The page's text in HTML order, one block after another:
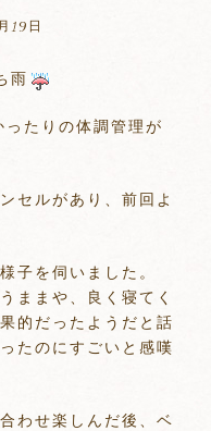
19日
雨
たりの体調管理が
セルがあり、前回よ
子を伺いました。
ままや、良く寝てく
的だったようだと話
たのにすごいと感嘆
わせ楽しんだ後、ベ